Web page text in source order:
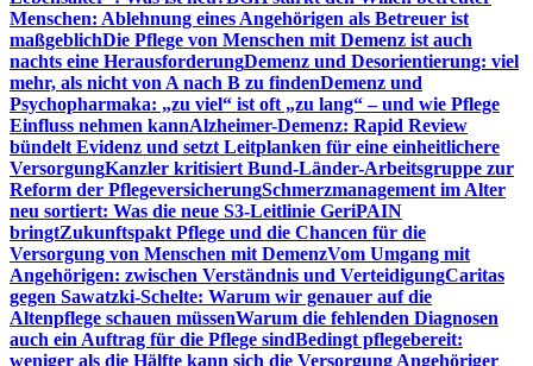
Menschen: Ablehnung eines Angehörigen als Betreuer ist
maßgeblichDie Pflege von Menschen mit Demenz ist auch
nachts eine HerausforderungDemenz und Desorientierung: viel
mehr, als nicht von A nach B zu findenDemenz und
Psychopharmaka: „zu viel“ ist oft „zu lang“ – und wie Pflege
Einfluss nehmen kannAlzheimer-Demenz: Rapid Review
bündelt Evidenz und setzt Leitplanken für eine einheitlichere
VersorgungKanzler kritisiert Bund-Länder-Arbeitsgruppe zur
Reform der PflegeversicherungSchmerzmanagement im Alter
neu sortiert: Was die neue S3-Leitlinie GeriPAIN
bringtZukunftspakt Pflege und die Chancen für die
Versorgung von Menschen mit DemenzVom Umgang mit
Angehörigen: zwischen Verständnis und VerteidigungCaritas
gegen Sawatzki-Schelte: Warum wir genauer auf die
Altenpflege schauen müssenWarum die fehlenden Diagnosen
auch ein Auftrag für die Pflege sindBedingt pflegebereit:
weniger als die Hälfte kann sich die Versorgung Angehöriger